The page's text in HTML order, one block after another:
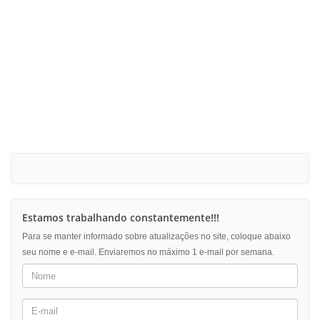
Estamos trabalhando constantemente!!!
Para se manter informado sobre atualizações no site, coloque abaixo
seu nome e e-mail. Enviaremos no máximo 1 e-mail por semana.